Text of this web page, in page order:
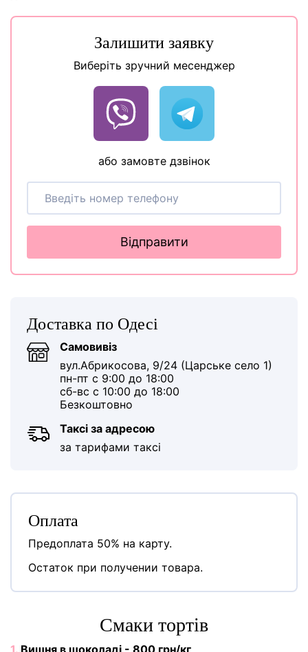
Залишити заявку
Виберіть зручний месенджер
або замовте дзвінок
Відправити
Доставка по Одесі
Самовивіз
вул.Абрикосова, 9/24 (Царське село 1)
пн-пт с 9:00 до 18:00
сб-вс с 10:00 до 18:00
Безкоштовно
Таксі за адресою
за тарифами таксі
Оплата
Предоплата 50% на карту.
Остаток при получении товара.
Cмаки тортів
1. Вишня в шоколаді - 800 грн/кг